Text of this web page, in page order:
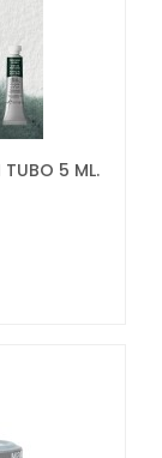
TUBO 5 ML.